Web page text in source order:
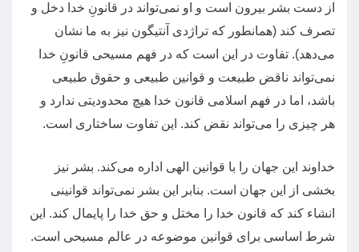
از دست بشر بیرون است و او نمی‌تواند در قانونِ خدا دخل و
تصرف کند (همانطور که تراژدی آنتیگون نیز به ما نشان
می‌دهد). تفاوت در این است که در فهم مسیحی قانونِ خدا
نمی‌تواند ناقض طبیعت و قوانین طبیعی و حقوق طبیعی
باشد، اما در فهم اسلامی قانون خدا هیچ محدودیتی ندارد و
هر چیزی را می‌تواند نقض کند. این تفاوت ساختاری است.
خداوند این جهان را با قوانین الهی اداره می‌کند. بشر نیز
بخشی از این جهان است. بنابر این بشر نمی‌تواند قوانینی
انشاء کند که قانون خدا را مختل و حق خدا را پایمال کند. این
شرط اساسی برای قوانین موضوعه در عالم مسیحی است.